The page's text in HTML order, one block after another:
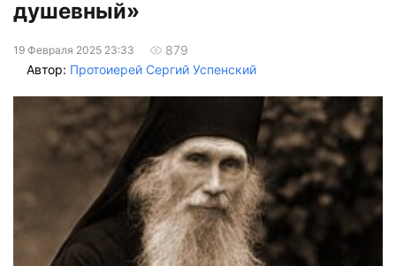
душевный»
19 Февраля 2025 23:33
879
Автор: Протоиерей Сергий Успенский